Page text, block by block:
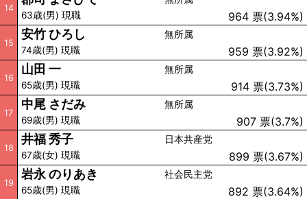
14
63歳(男) 現職 964 票(3.94%)
15
安竹 ひろし
74歳(男) 現職
無所属
959 票(3.92%)
16
山田 一
65歳(男) 現職
無所属
914 票(3.73%)
17
中尾 さだみ
69歳(男) 現職
無所属
907 票(3.7%)
18
井福 秀子
67歳(女) 現職
日本共産党
899 票(3.67%)
19
岩永 のりあき
65歳(男) 現職
社会民主党
892 票(3.64%)